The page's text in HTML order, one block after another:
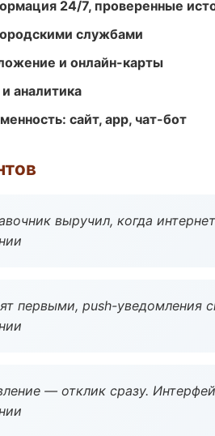
24/7, проверенные
службами
и онлайн-карты
аналитика
сайт, app, чат-бот
выручил, когда
первыми, push-уведомления
— отклик сразу.